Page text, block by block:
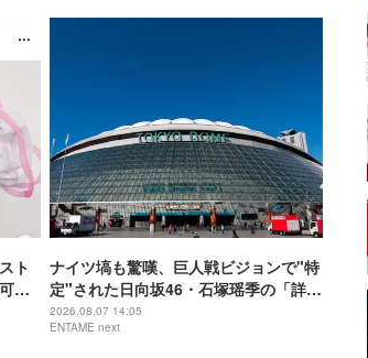
ト
愛
響
ナイツ塙も驚嘆、巨人戦ビジョンで"特
定"された日向坂46・石塚瑶季の「詳し
すぎる」野球愛
2026.08.07 14:05
ENTAME next